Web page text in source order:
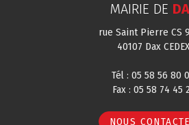
MAIRIE DE
rue Saint Pierre CS
40107 Dax CEDEX
Tél : 05 58 56 80
Fax : 05 58 74 45
NOUS